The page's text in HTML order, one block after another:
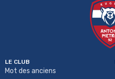
LE CLUB
Mot des anciens